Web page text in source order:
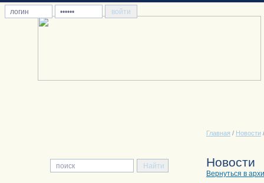
Главная / Новости
Новости
Вернуться в